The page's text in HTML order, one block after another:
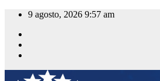
Saltar
contenido
9 agosto, 2026 9:57 am